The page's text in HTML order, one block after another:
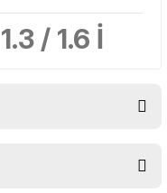
1.3 / 1.6 İ